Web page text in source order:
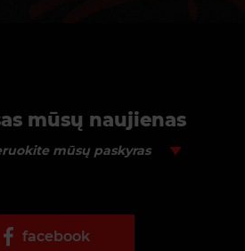
mūsų naujienas
mūsų paskyras
facebook